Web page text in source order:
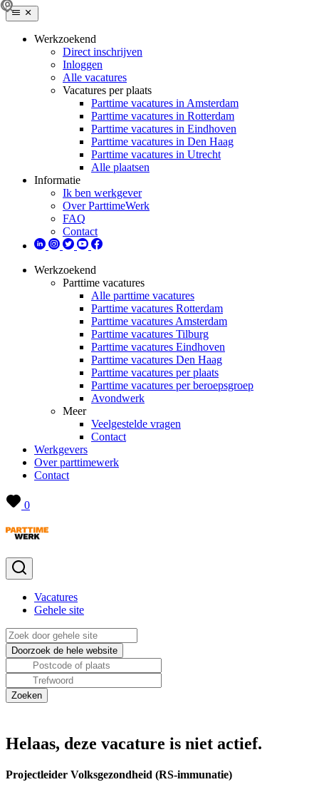
Werkzoekend
Direct inschrijven
Inloggen
Alle vacatures
Vacatures per plaats
Parttime vacatures in Amsterdam
Parttime vacatures in Rotterdam
Parttime vacatures in Eindhoven
Parttime vacatures in Den Haag
Parttime vacatures in Utrecht
Alle plaatsen
Informatie
Ik ben werkgever
Over ParttimeWerk
FAQ
Contact
Werkzoekend
Parttime vacatures
Alle parttime vacatures
Parttime vacatures Rotterdam
Parttime vacatures Amsterdam
Parttime vacatures Tilburg
Parttime vacatures Eindhoven
Parttime vacatures Den Haag
Parttime vacatures per plaats
Parttime vacatures per beroepsgroep
Avondwerk
Meer
Veelgestelde vragen
Contact
Werkgevers
Over parttimewerk
Contact
0
Vacatures
Gehele site
Helaas, deze vacature is niet actief.
Projectleider Volksgezondheid (RS-immunatie)